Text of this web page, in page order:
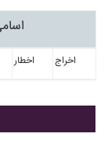
اخطار اخراج